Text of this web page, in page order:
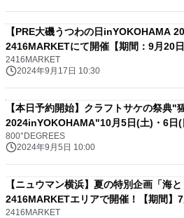
【PRE大磯うつわの日inYOKOHAMA
2416MARKETにて開催【期間：9月20
2416MARKET
2024年9月17日 10:30
【本日予約開始】クラフトサケの祭典"
2024inYOKOHAMA"10月5日(土)・6日(
800°DEGREES
2024年9月5日 10:00
【ニュウマン横浜】夏の特別企画「海
2416MARKETエリアで開催！【期間】
2416MARKET